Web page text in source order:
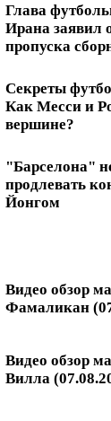
Глава
Ирана заявил
пропуска
Секреты
Как Месси и
вершине?
"Барселона"
продлевать
Йонгом
Видео обзор
Фамаликан
Видео обзор
Вилла